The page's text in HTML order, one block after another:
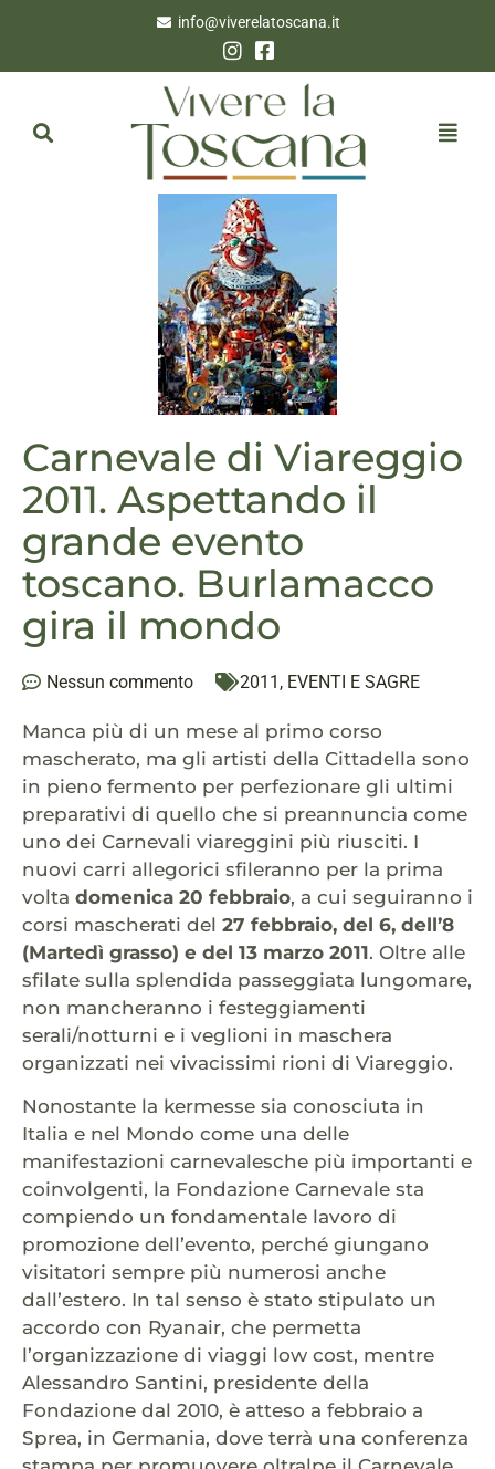
info@viverelatoscana.it
Carnevale di Viareggio
2011. Aspettando il
grande evento
toscano. Burlamacco
gira il mondo
Nessun commento 2011 , EVENTI E SAGRE
Manca più di un mese al primo corso
mascherato, ma gli artisti della Cittadella sono
in pieno fermento per perfezionare gli ultimi
preparativi di quello che si preannuncia come
uno dei Carnevali viareggini più riusciti. I
nuovi carri allegorici sfileranno per la prima
volta domenica 20 febbraio, a cui seguiranno i
corsi mascherati del 27 febbraio, del 6, dell’8
(Martedì grasso) e del 13 marzo 2011. Oltre alle
sfilate sulla splendida passeggiata lungomare,
non mancheranno i festeggiamenti
serali/notturni e i veglioni in maschera
organizzati nei vivacissimi rioni di Viareggio.
Nonostante la kermesse sia conosciuta in
Italia e nel Mondo come una delle
manifestazioni carnevalesche più importanti e
coinvolgenti, la Fondazione Carnevale sta
compiendo un fondamentale lavoro di
promozione dell’evento, perché giungano
visitatori sempre più numerosi anche
dall’estero. In tal senso è stato stipulato un
accordo con Ryanair, che permetta
l’organizzazione di viaggi low cost, mentre
Alessandro Santini, presidente della
Fondazione dal 2010, è atteso a febbraio a
Sprea, in Germania, dove terrà una conferenza